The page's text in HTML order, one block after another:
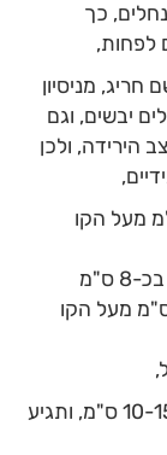
כך
לפחות,
מניסיון
יבשים, וגם
הירידה, ולכן
כעת על 212.68- שזה 32 ס"מ מעל הקו
להערכתי בשבועיים הקרובים המפלס יעלה בכ-8 ס"מ
ויסיים את החורף בכ-212.60- 40 ס"מ מעל הקו
בחודש מאי הכינרת צפויה לרדת בסביבות 10-15 ס"מ, ותגיע